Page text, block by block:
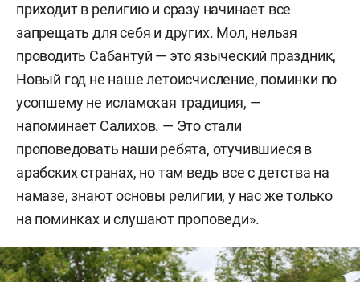
приходит в религию и сразу начинает все
запрещать для себя и других. Мол, нельзя
проводить Сабантуй — это языческий праздник,
Новый год не наше летоисчисление, поминки по
усопшему не исламская традиция, —
напоминает Салихов. — Это стали
проповедовать наши ребята, отучившиеся в
арабских странах, но там ведь все с детства на
намазе, знают основы религии, у нас же только
на поминках и слушают проповеди».